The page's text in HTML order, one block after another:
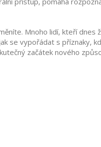
Mnoho lidí, kteří dnes
se vypořádat s příznaky,
začátek nového